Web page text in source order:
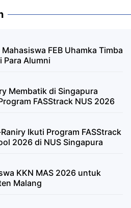
FEB Uhamka Timba
Para Alumni
Membatik di Singapura
FASStrack NUS 2026
Ikuti Program FASStrack
2026 di NUS Singapura
KKN MAS 2026 untuk
Malang